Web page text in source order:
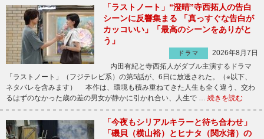
「ラストノート」“澄晴”寺西拓人の告白
シーンに反響集まる 「真っすぐな告白が
カッコいい」「最高のシーンをありがと
う」
ドラマ
2026年8月7日
内田有紀と寺西拓人がダブル主演するドラマ
「ラストノート」（フジテレビ系）の第5話が、6日に放送された。（※以下、
ネタバレを含みます） 本作は、環境も積み重ねてきた人生も全く違う、交わ
るはずのなかった歳の差の男女が静かに引かれ合い、人生で … 続きを読む
「今夜もシリアルキラーと待ち合わせ」
「磯貝（横山裕）とヒナタ（関水渚）の